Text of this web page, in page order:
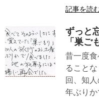
記事を読
ずっと
「巣ご
昔一度
ること
回、知
年ぶり